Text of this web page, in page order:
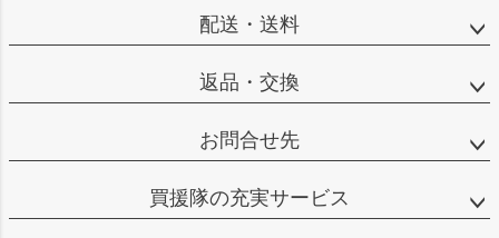
配送・送料
返品・交換
お問合せ先
買援隊の充実サービス